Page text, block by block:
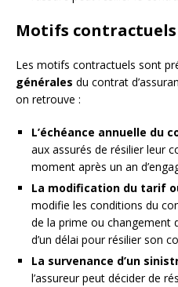
Motifs contractuels
Les motifs contractuels sont
générales du contrat
on retrouve :
L’échéance annuelle du
aux assurés de résilier leur
moment après un an
La modification du tarif
modifie les conditions du
de la prime ou changement
d’un délai pour résilier son
La survenance d’un
l’assureur peut décider de